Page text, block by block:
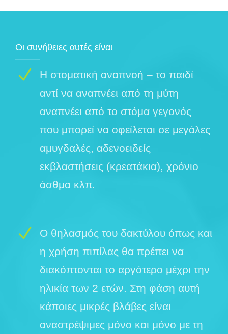
Οι συνήθειες αυτές είναι
Η στοματική αναπνοή – το παιδί
αντί να αναπνέει από τη μύτη
αναπνέει από το στόμα γεγονός
που μπορεί να οφείλεται σε μεγάλες
αμυγδαλές, αδενοειδείς
εκβλαστήσεις (κρεατάκια), χρόνιο
άσθμα κλπ.
Ο θηλασμός του δακτύλου όπως και
η χρήση πιπίλας θα πρέπει να
διακόπτονται το αργότερο μέχρι την
ηλικία των 2 ετών. Στη φάση αυτή
κάποιες μικρές βλάβες είναι
αναστρέψιμες μόνο και μόνο με τη